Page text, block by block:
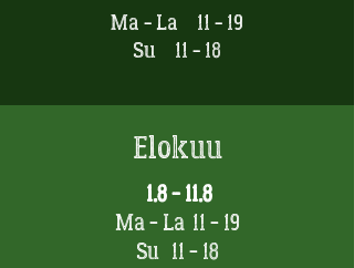
Ma - La 11 - 19
Su 11 - 18
Elokuu
1.8 - 11.8
Ma - La 11 - 19
Su 11 - 18